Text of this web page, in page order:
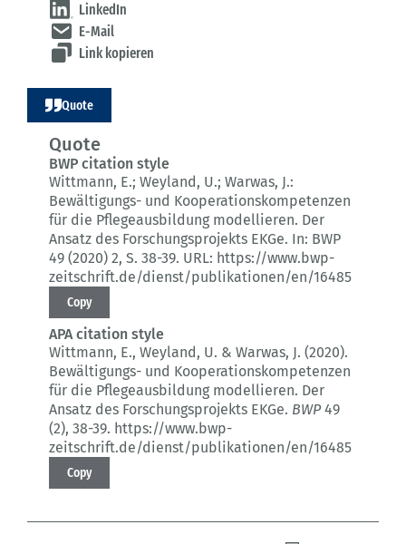
LinkedIn
E-Mail
Link kopieren
Quote
Quote
BWP citation style
Wittmann, E.; Weyland, U.; Warwas, J.:
Bewältigungs- und Kooperationskompetenzen
für die Pflegeausbildung modellieren. Der
Ansatz des Forschungsprojekts EKGe. In: BWP
49 (2020) 2, S. 38-39. URL: https://www.bwp-
zeitschrift.de/dienst/publikationen/en/16485
Copy
APA citation style
Wittmann, E., Weyland, U. & Warwas, J. (2020).
Bewältigungs- und Kooperationskompetenzen
für die Pflegeausbildung modellieren. Der
Ansatz des Forschungsprojekts EKGe. BWP49
(2), 38-39. https://www.bwp-
zeitschrift.de/dienst/publikationen/en/16485
Copy